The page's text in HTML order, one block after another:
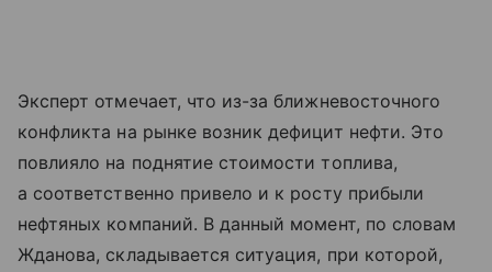
Эксперт отмечает, что из-за ближневосточного
конфликта на рынке возник дефицит нефти. Это
повлияло на поднятие стоимости топлива,
а соответственно привело и к росту прибыли
нефтяных компаний. В данный момент, по словам
Жданова, складывается ситуация, при которой,